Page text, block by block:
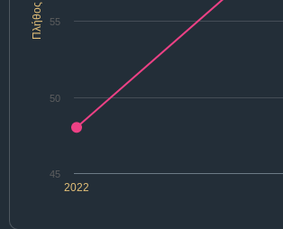
Πλήθος
2022
45
50
55